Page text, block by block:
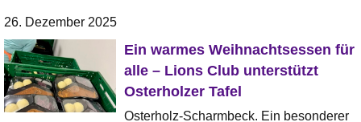
26. Dezember 2025
Ein warmes Weihnachtsessen für
alle – Lions Club unterstützt
Osterholzer Tafel
Osterholz-Scharmbeck. Ein besonderer